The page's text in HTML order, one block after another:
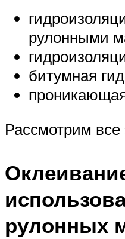
рулонными
битумная
Рассмотрим
рулонных